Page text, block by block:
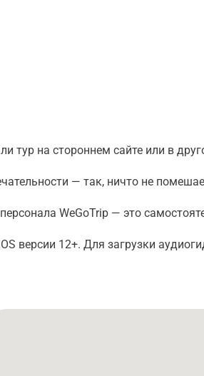
тур на стороннем сайте или в
— так, ничто не
WeGoTrip — это
версии 12+. Для загрузки